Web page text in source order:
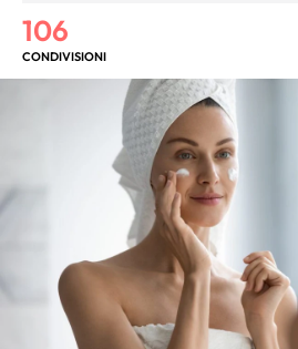
106
CONDIVISIONI